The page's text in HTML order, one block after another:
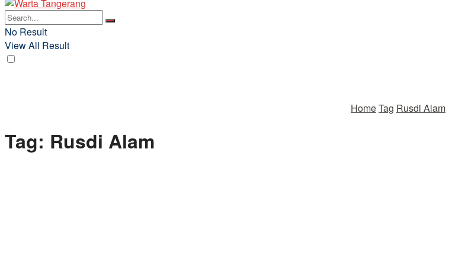
No Result
View All Result
HomeTag Rusdi Alam
Tag: Rusdi Alam